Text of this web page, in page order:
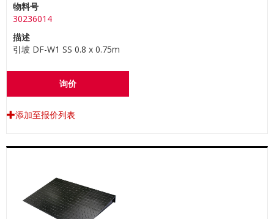
物料号
30236014
描述
引坡 DF-W1 SS 0.8 x 0.75m
询价
添加至报价列表